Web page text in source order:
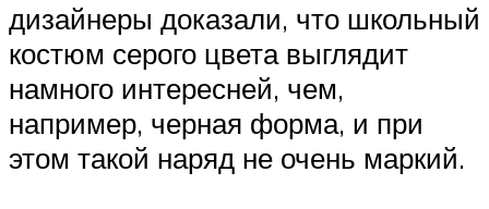
дизайнеры доказали, что школьный
костюм серого цвета выглядит
намного интересней, чем,
например, черная форма, и при
этом такой наряд не очень маркий.